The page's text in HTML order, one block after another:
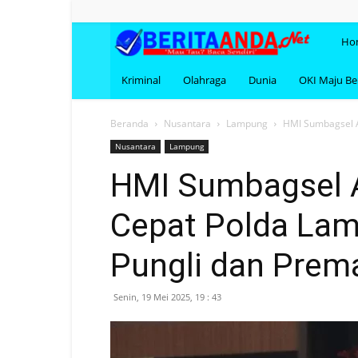
Kriminal Olahraga Dunia OKI Maju
Beranda Nusantara Lampung HMI Sumbagsel
Nusantara Lampung
HMI Sumbagsel
Cepat Polda
Pungli dan
Senin, 19 Mei 2025, 19 : 43